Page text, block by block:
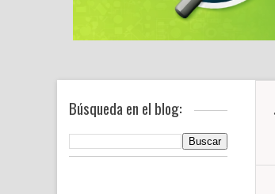
Búsqueda en el blog: